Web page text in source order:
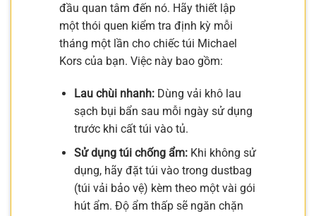
đầu quan tâm đến nó. Hãy thiết lập
một thói quen kiểm tra định kỳ mỗi
tháng một lần cho chiếc túi Michael
Kors của bạn. Việc này bao gồm:
Lau chùi nhanh:Dùng vải khô lau
sạch bụi bẩn sau mỗi ngày sử dụng
trước khi cất túi vào tủ.
Sử dụng túi chống ẩm:Khi không sử
dụng, hãy đặt túi vào trong dustbag
(túi vải bảo vệ) kèm theo một vài gói
hút ẩm. Độ ẩm thấp sẽ ngăn chặn